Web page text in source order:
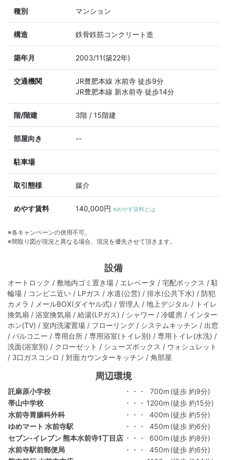
種別 マンション
構造 鉄骨鉄筋コンクリート造
築年月 2003/11(築22年)
交通機関
JR豊肥本線 水前寺 徒歩9分
JR豊肥本線 新水前寺 徒歩14分
階/階建 3階 / 15階建
部屋向き --
駐車場
取引態様 媒介
めやす賃料 140,000円 ※めやす賃料とは
※各キャンペーンの併用不可。
※間取り図が現況と異なる場合、現況を優先させて頂きます。
設備
オートロック / 敷地内ゴミ置き場 / エレベータ / 宅配ボックス / 駐
輪場 / コンビニ近い / LPガス / 水道(公営) / 排水(公共下水) / 防犯
カメラ / メールBOX(ダイヤル式) / 管理人 / 地上デジタル / トイレ
換気扇 / 浴室換気扇 / 給湯(LPガス) / シャワー / 冷暖房 / インター
ホン(TV) / 室内洗濯置場 / フローリング / システムキッチン / 出窓
/ バルコニー / 専用台所 / 専用浴室(トイレ別) / 専用トイレ(水洗) /
洗面(浴室別) / クローゼット / シューズボックス / ウォシュレット
/ 3口ガスコンロ / 対面カウンターキッチン / 角部屋
周辺環境
託麻原小学校 ・・・ 700m (徒歩 約9分)
帯山中学校
・・・ 1200m (徒歩 約15分)
水前寺胃腸科外科
・・・ 400m (徒歩 約5分)
ゆめマート 水前寺駅
・・・ 450m (徒歩 約6分)
セブン-イレブン 熊本水前寺1丁目店 ・・・ 600m (徒歩 約8分)
水前寺駅前郵便局
・・・ 450m (徒歩 約6分)